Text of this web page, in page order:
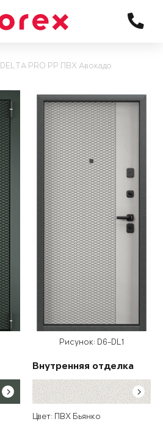
DELTA PRO PP ПВХ Авокадо
Рисунок: D6-DL1
Внутренняя отделка
Цвет: ПВХ Бьянко